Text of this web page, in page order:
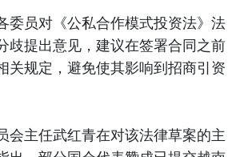
委员对《公私合作模式投资法》法
歧提出意见，建议在签署合同之前
关规定，避免使其影响到招商引资
会主任武红青在对该法律草案的主